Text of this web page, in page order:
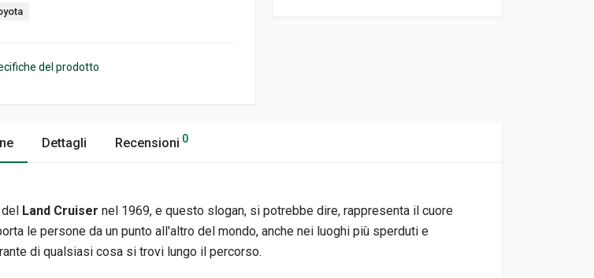
del prodotto
Dettagli Recensioni 0
Land Cruiser nel 1969, e questo slogan, si potrebbe dire, rappresenta il cuore
le persone da un punto all'altro del mondo, anche nei luoghi più sperduti e
di qualsiasi cosa si trovi lungo il percorso.